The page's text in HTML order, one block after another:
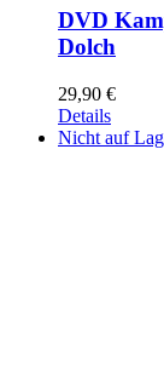
DVD
Dolch
29,90 €
Details
Nicht auf